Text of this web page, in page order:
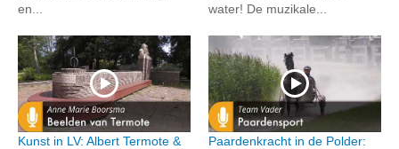
en...
water! De muzikale...
Kunst in LV: Albert Termote &
Paardenkracht in de Polder: